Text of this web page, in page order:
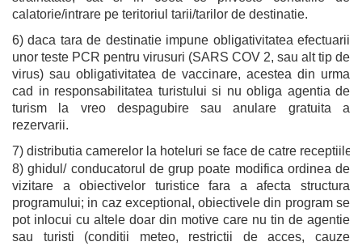
calatorie/intrare pe teritoriul tarii/tarilor de destinatie.
6) daca tara de destinatie impune obligativitatea efectuarii
unor teste PCR pentru virusuri (SARS COV 2, sau alt tip de
virus) sau obligativitatea de vaccinare, acestea din urma
cad in responsabilitatea turistului si nu obliga agentia de
turism la vreo despagubire sau anulare gratuita a
rezervarii.
7) distributia camerelor la hoteluri se face de catre
8) ghidul/ conducatorul de grup poate modifica ordinea de
vizitare a obiectivelor turistice fara a afecta structura
programului; in caz exceptional, obiectivele din program se
pot inlocui cu altele doar din motive care nu tin de agentie
sau turisti (conditii meteo, restrictii de acces, cauze